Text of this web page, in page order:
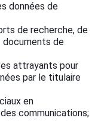
données de
de recherche, de
de
attrayants pour
par le titulaire
en
communications;